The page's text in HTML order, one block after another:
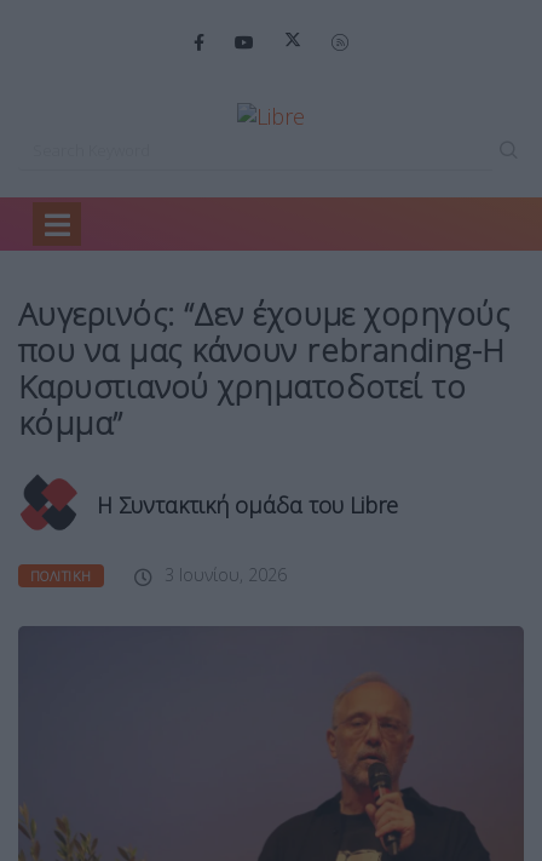
Home
Αυγερινός: “Δεν έχουμε χορηγούς
που να μας κάνουν rebranding-Η
Καρυστιανού χρηματοδοτεί το
κόμμα”
Η Συντακτική ομάδα του Libre
ΠΟΛΙΤΙΚΉ 3 Ιουνίου, 2026